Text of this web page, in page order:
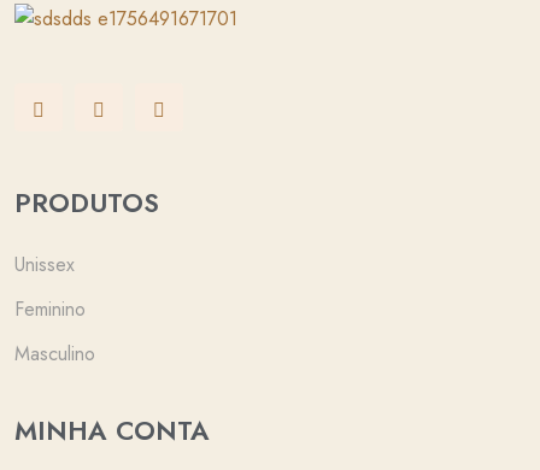
PRODUTOS
Unissex
Feminino
Masculino
MINHA CONTA